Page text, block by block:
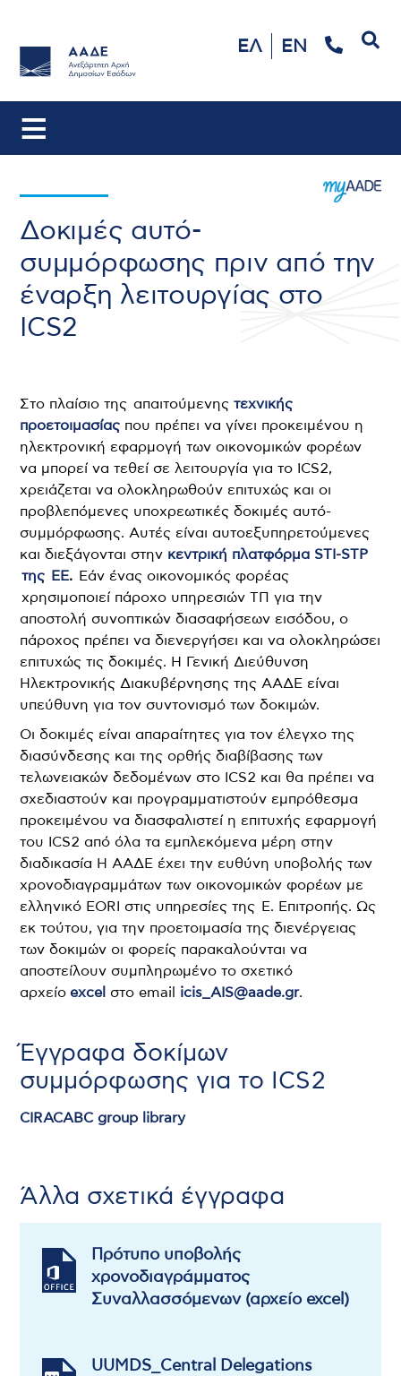
ΕΛ EN
Δοκιμές αυτό-
συμμόρφωσης πριν από την
έναρξη λειτουργίας στο
ICS2
Στο πλαίσιο της απαιτούμενηςτεχνικής
προετοιμασίας που πρέπει να γίνει προκειμένου η
ηλεκτρονική εφαρμογή των οικονομικών φορέων
να μπορεί να τεθεί σε λειτουργία για το ICS2,
χρειάζεται να ολοκληρωθούν επιτυχώς και οι
προβλεπόμενες υποχρεωτικές δοκιμές αυτό-
συμμόρφωσης. Αυτές είναι αυτοεξυπηρετούμενες
και διεξάγονται στην κεντρική πλατφόρμα STI-STP
της ΕΕ. Εάν ένας οικονομικός φορέας
χρησιμοποιεί πάροχο υπηρεσιών ΤΠ για την
αποστολή συνοπτικών διασαφήσεων εισόδου, ο
πάροχος πρέπει να διενεργήσει και να ολοκληρώσει
επιτυχώς τις δοκιμές. Η Γενική Διεύθυνση
Ηλεκτρονικής Διακυβέρνησης της ΑΑΔΕ είναι
υπεύθυνη για τον συντονισμό των δοκιμών.
Οι δοκιμές είναι απαραίτητες για τον έλεγχο της
διασύνδεσης και της ορθής διαβίβασης των
τελωνειακών δεδομένων στο ICS2 και θα πρέπει να
σχεδιαστούν και προγραμματιστούν εμπρόθεσμα
προκειμένου να διασφαλιστεί η επιτυχής εφαρμογή
του ICS2 από όλα τα εμπλεκόμενα μέρη στην
διαδικασία Η ΑΑΔΕ έχει την ευθύνη υποβολής των
χρονοδιαγραμμάτων των οικονομικών φορέων με
ελληνικό EORI στις υπηρεσίες της Ε. Επιτροπής. Ως
εκ τούτου, για την προετοιμασία της διενέργειας
των δοκιμών οι φορείς παρακαλούνται να
αποστείλουν συμπληρωμένο το σχετικό
αρχείοexcelστο email icis_AIS@aade.gr.
Έγγραφα δοκίμων
συμμόρφωσης για το ICS2
CIRACABC group library
Άλλα σχετικά έγγραφα
Πρότυπο υποβολής
χρονοδιαγράμματος
Συναλλασσόμενων (αρχείο excel)
UUMDS_Central Delegations